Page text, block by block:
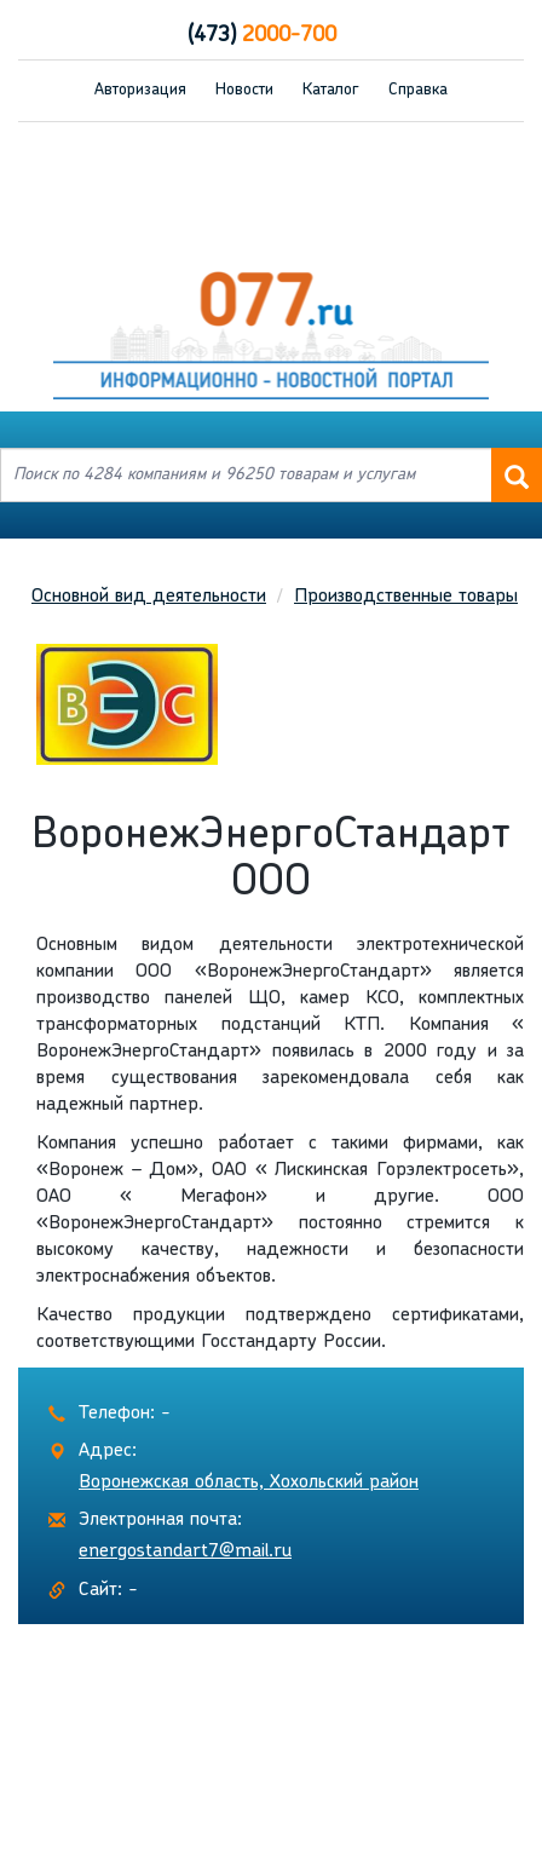
(473)2000-700
Авторизация Новости Каталог Справка
Основной вид деятельности Производственные товары
ВоронежЭнергоСтандарт
ООО
Основным видом деятельности электротехнической
компании ООО «ВоронежЭнергоСтандарт» является
производство панелей ЩО, камер КСО, комплектных
трансформаторных подстанций КТП. Компания «
ВоронежЭнергоСтандарт» появилась в 2000 году и за
время существования зарекомендовала себя как
надежный партнер.
Компания успешно работает с такими фирмами, как
«Воронеж – Дом», ОАО « Лискинская Горэлектросеть»,
ОАО « Мегафон» и другие. ООО
«ВоронежЭнергоСтандарт» постоянно стремится к
высокому качеству, надежности и безопасности
электроснабжения объектов.
Качество продукции подтверждено сертификатами,
соответствующими Госстандарту России.
Телефон: -
Адрес:
Воронежская область, Хохольский район
Электронная почта:
energostandart7@mail.ru
Сайт: -